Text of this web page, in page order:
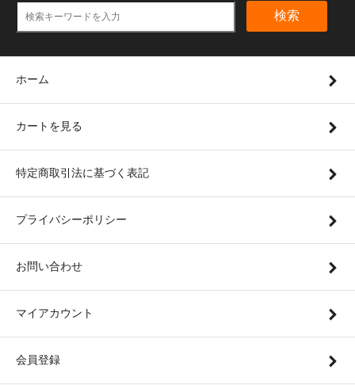
検索
ホーム
カートを見る
特定商取引法に基づく表記
プライバシーポリシー
お問い合わせ
マイアカウント
会員登録